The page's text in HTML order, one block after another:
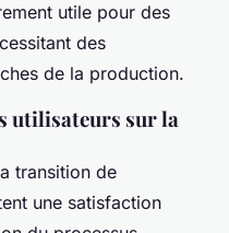
utile pour des
des
de la production.
utilisateurs sur la
transition de
une satisfaction